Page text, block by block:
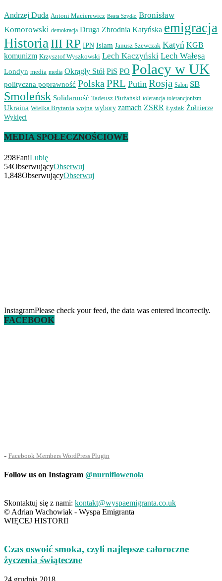
Andrzej Duda Antoni Macierewicz Beata Szydło Bronisław
Komorowski demokracja Druga Zbrodnia Katyńska emigracja
HistoriaIII RP IPN Islam Janusz Szewczak Katyń KGB
komunizm Krzysztof Wyszkowski Lech Kaczyński Lech Wałęsa
Londyn media media Okrągły Stół PiS PO Polacy w UK
polityczna poprawność Polska PRL Putin Rosja Salon SB
Smoleńsk Solidarność Tadeusz Płużański tolerancja tolerancjonizm
Ukraina Wielka Brytania wojna wybory zamach ZSRR Łysiak Żołnierze
Wyklęci
MEDIA SPOŁECZNOŚCIOWE
298FaniLubię
54ObserwującyObserwuj
1,848ObserwującyObserwuj
InstagramPlease check your feed, the data was entered incorrectly.
FACEBOOK
- Facebook Members WordPress Plugin
Follow us on Instagram @nurniflowenola
Skontaktuj się z nami: kontakt@wyspaemigranta.co.uk
© Adrian Wachowiak - Wyspa Emigranta
WIĘCEJ HISTORII
Czas oswoić smoka, czyli najlepsze całoroczne
życzenia świąteczne
24 grudnia 2018